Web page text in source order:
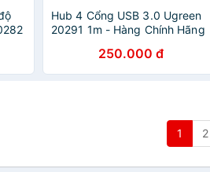
Hub 4 Cổng USB 3.0 Ugreen
20291 1m - Hàng Chính Hãng
250.000 đ
1 2